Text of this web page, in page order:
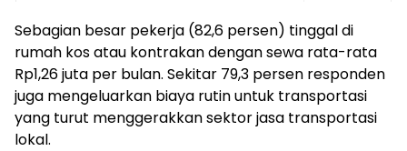
Sebagian besar pekerja (82,6 persen) tinggal di
rumah kos atau kontrakan dengan sewa rata-rata
Rp1,26 juta per bulan. Sekitar 79,3 persen responden
juga mengeluarkan biaya rutin untuk transportasi
yang turut menggerakkan sektor jasa transportasi
lokal.